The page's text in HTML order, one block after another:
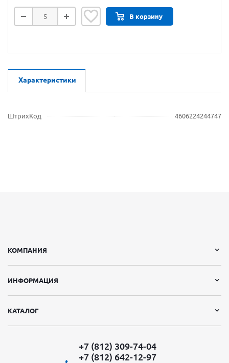
В корзину
Характеристики
ШтрихКод 4606224244747
КОМПАНИЯ
ИНФОРМАЦИЯ
КАТАЛОГ
+7 (812) 309-74-04
+7 (812) 642-12-97